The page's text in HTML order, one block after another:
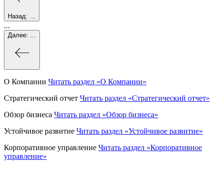
Назад:
...
Далее:
О Компании Читать раздел «О Компании»
Стратегический отчет Читать раздел «Стратегический отчет»
Обзор бизнеса Читать раздел «Обзор бизнеса»
Устойчивое развитие Читать раздел «Устойчивое развитие»
Корпоративное управление Читать раздел «Корпоративное
управление»